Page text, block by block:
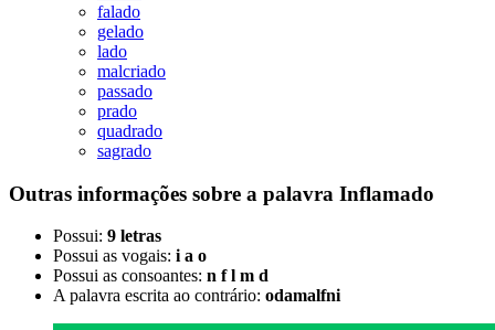
falado
gelado
lado
malcriado
passado
prado
quadrado
sagrado
Outras informações sobre a palavra Inflamado
Possui: 9 letras
Possui as vogais: i a o
Possui as consoantes: n f l m d
A palavra escrita ao contrário: odamalfni